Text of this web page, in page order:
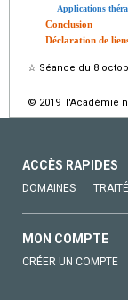
Applications
Conclusion
Déclaration de
☆ Séance du 8
© 2019 l'Académie
ACCÈS RAPIDES
DOMAINES
MON COMPTE
CRÉER UN COMPTE